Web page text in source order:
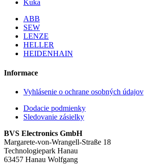
Kuka
ABB
SEW
LENZE
HELLER
HEIDENHAIN
Informace
Vyhlásenie o ochrane osobných údajov
Dodacie podmienky
Sledovanie zásielky
BVS Electronics GmbH
Margarete-von-Wrangell-Straße 18
Technologiepark Hanau
63457 Hanau Wolfgang